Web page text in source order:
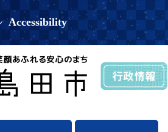
Accessibility